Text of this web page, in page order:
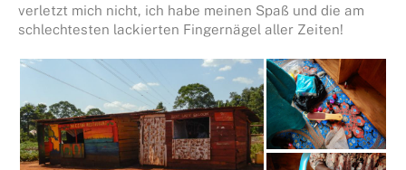
verletzt mich nicht, ich habe meinen Spaß und die am
schlechtesten lackierten Fingernägel aller Zeiten!